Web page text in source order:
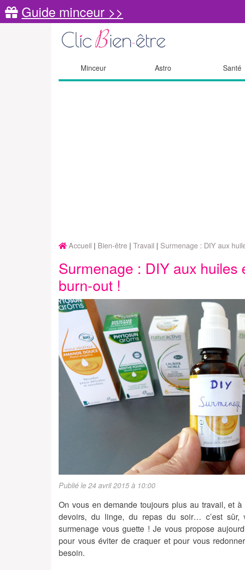
Guide minceur >>
Minceur Astro Santé
Accueil Bien-être Travail Surmenage : DIY aux
Surmenage : DIY aux huiles
burn-out !
Publié le 24 avril 2015 à 10:00
On vous en demande toujours plus au travail, et
devoirs, du linge, du repas du soir… c’est sûr,
surmenage vous guette ! Je vous propose
pour vous éviter de craquer et pour vous
besoin.